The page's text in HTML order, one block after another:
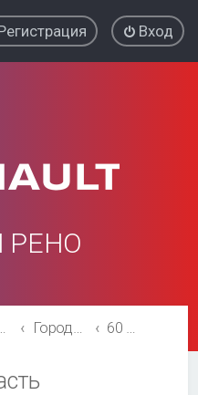
Вход
РЕНО
Города и регионы. 60 Псковская область